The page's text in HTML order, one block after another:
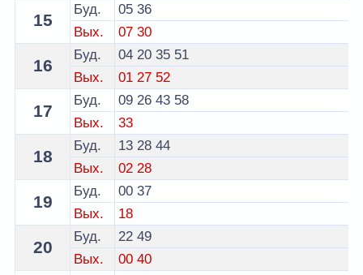
15
Буд. 05 36
Вых.
07 30
16
Буд. 04 20 35 51
Вых.
01 27 52
17
Буд. 09 26 43 58
Вых.
33
18
Буд. 13 28 44
Вых.
02 28
19
Буд. 00 37
Вых.
18
20
Буд. 22 49
Вых.
00 40